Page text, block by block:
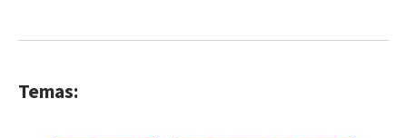
Temas: